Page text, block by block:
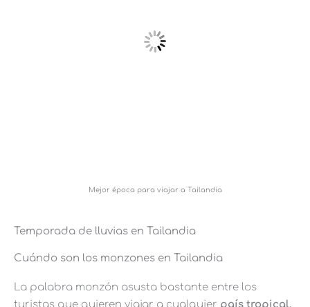
Mejor época para viajar a Tailandia
Temporada de lluvias en Tailandia
Cuándo son los monzones en Tailandia
La palabra monzón asusta bastante entre los
turistas que quieren viajar a cualquier país tropical.